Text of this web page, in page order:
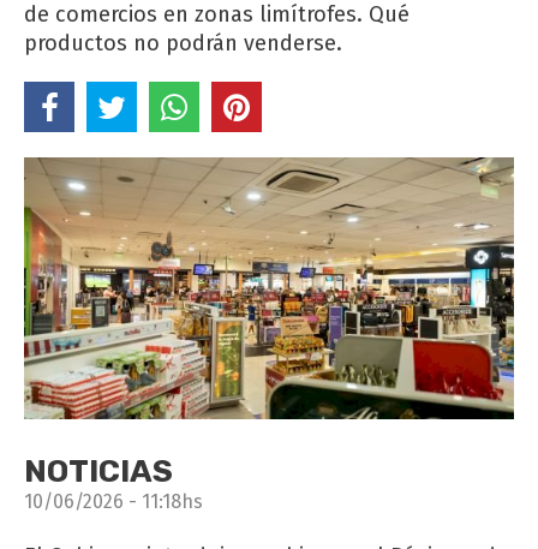
de comercios en zonas limítrofes. Qué
productos no podrán venderse.
NOTICIAS
10/06/2026 - 11:18hs